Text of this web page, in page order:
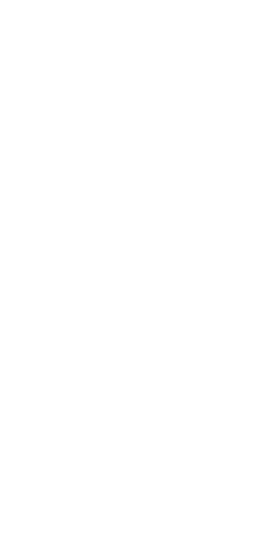
了承ください。
き作成されるも
をご了承くださ
ようお願いしま
にご登録され
とをご了承くだ
下、フタル酸ジブチ
品に未対応品が
年1月12日よ
) : 1000ppm、
ない年数を意
可)を取得する
要な手段を講じ
これらの製造装
通知します。
、取り引きをい
ムロン制御